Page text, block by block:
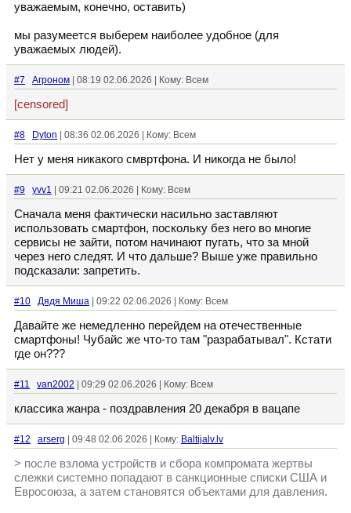
уважаемым, конечно, оставить)
мы разумеется выберем наиболее удобное (для
уважаемых людей).
#7 Агроном | 08:19 02.06.2026 | Кому: Всем
[censored]
#8 Dyton | 08:36 02.06.2026 | Кому: Всем
Нет у меня никакого смвртфона. И никогда не было!
#9 yvv1 | 09:21 02.06.2026 | Кому: Всем
Сначала меня фактически насильно заставляют
использовать смартфон, поскольку без него во многие
сервисы не зайти, потом начинают пугать, что за мной
через него следят. И что дальше? Выше уже правильно
подсказали: запретить.
#10 Дядя Миша | 09:22 02.06.2026 | Кому: Всем
Давайте же немедленно перейдем на отечественные
смартфоны! Чубайс же что-то там "разрабатывал". Кстати
где он???
#11 van2002 | 09:29 02.06.2026 | Кому: Всем
классика жанра - поздравления 20 декабря в вацапе
#12 arserg | 09:48 02.06.2026 | Кому: Baltijalv.lv
> после взлома устройств и сбора компромата жертвы
слежки системно попадают в санкционные списки США и
Евросоюза, а затем становятся объектами для давления.